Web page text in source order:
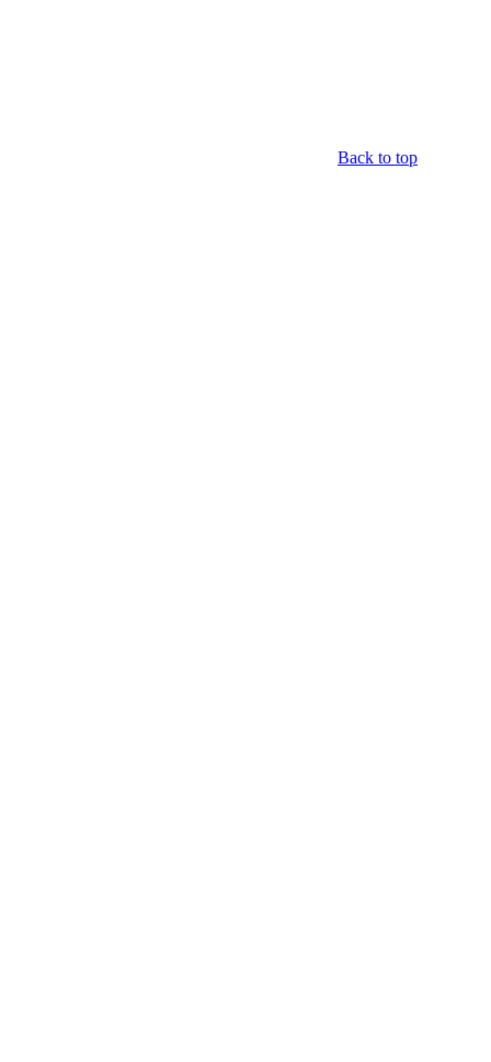
Back to top